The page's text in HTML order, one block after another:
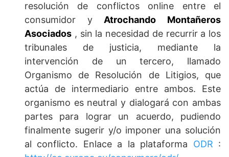
resolución de conflictos online entre el
consumidor yAtrochando Montañeros
Asociados , sin la necesidad de recurrir a los
tribunales de justicia, mediante la
intervención de un tercero, llamado
Organismo de Resolución de Litigios, que
actúa de intermediario entre ambos. Este
organismo es neutral y dialogará con ambas
partes para lograr un acuerdo, pudiendo
finalmente sugerir y/o imponer una solución
al conflicto. Enlace a la plataforma ODR :